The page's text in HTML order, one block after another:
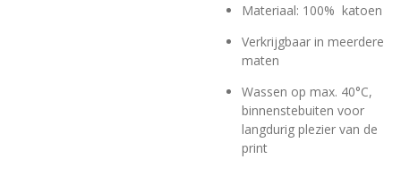
Materiaal: 100% katoen
Verkrijgbaar in meerdere
maten
Wassen op max. 40°C,
binnenstebuiten voor
langdurig plezier van de
print